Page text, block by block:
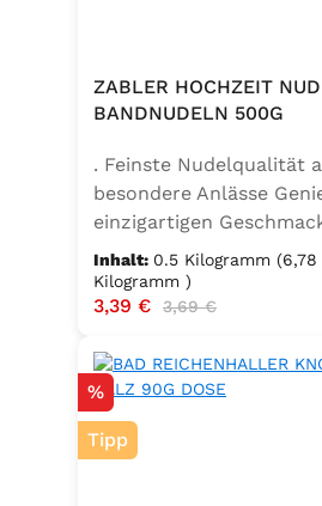
ZABLER HOCHZEIT
BANDNUDELN 500G
. Feinste Nudelqualität
besondere Anlässe
einzigartigen
Bandnudeln – mit den
Hochzeit Nudeln holst
badische Qualität auf
Hartweizengrieß,
aufgeschlagenen Eiern
Güteklasse A und klarem
Trinkwasser, bieten
Inhalt: 0.5 Kilogramm
Kilogramm )
Verkaufspreis:
3,39 € Regulärer Preis:
3,69 €
Rabatt
%
Tipp